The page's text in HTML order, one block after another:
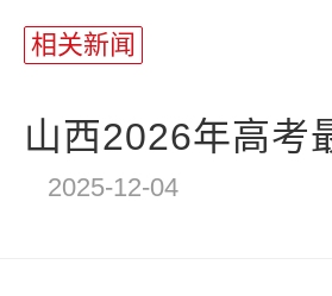
相关新闻
山西2026年高考
2025-12-04